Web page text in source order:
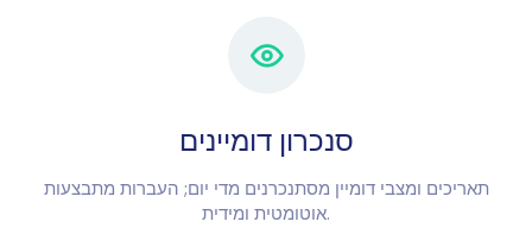
סנכרון דומיינים
תאריכים ומצבי דומיין מסתנכרנים מדי יום; העברות מתבצעות
אוטומטית ומידית.